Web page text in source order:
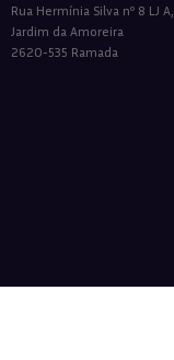
Rua Hermínia Silva nº 8 LJ A,
Jardim da Amoreira
2620-535 Ramada